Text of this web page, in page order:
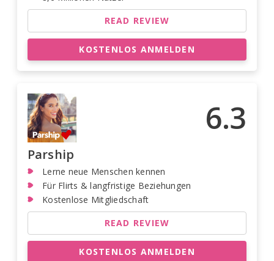
READ REVIEW
KOSTENLOS ANMELDEN
6.3
Parship
Lerne neue Menschen kennen
Für Flirts & langfristige Beziehungen
Kostenlose Mitgliedschaft
READ REVIEW
KOSTENLOS ANMELDEN